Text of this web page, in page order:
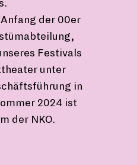
der 00er
Festivals
unter
in
2024 ist
der NKO.